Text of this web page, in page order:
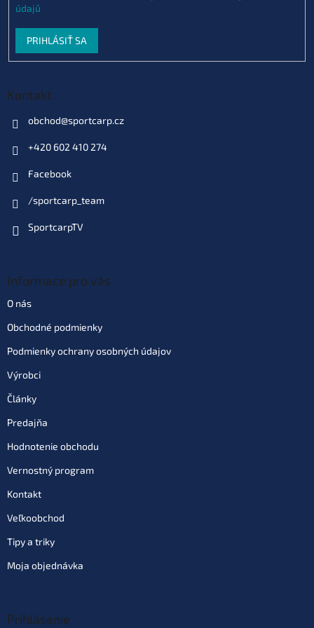
údajů
PRIHLÁSIŤ SA
Kontakt
obchod@sportcarp.cz
+420 602 410 274
Facebook
/sportcarp_team
SportcarpTV
Informace pro vás
O nás
Obchodné podmienky
Podmienky ochrany osobných údajov
Výrobci
Články
Predajňa
Hodnotenie obchodu
Vernostný program
Kontakt
Veľkoobchod
Tipy a triky
Moja objednávka
Prihlásenie